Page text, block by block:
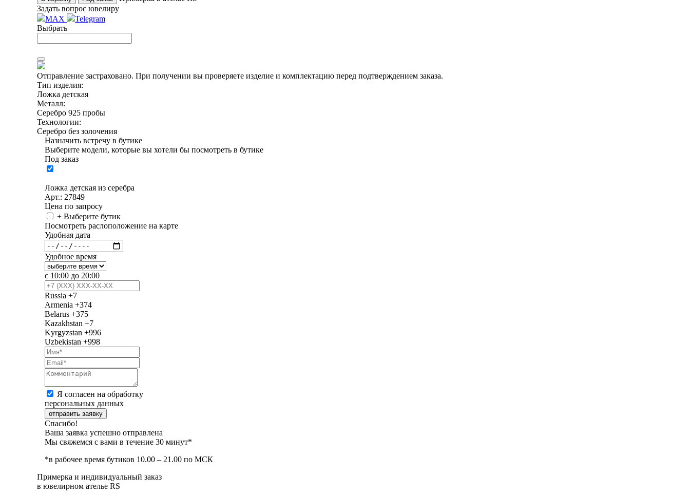
Задать вопрос ювелиру
MAX
Telegram
Выбрать
Отправление застраховано. При получении вы проверяете изделие и комплектацию перед подтверждением заказа.
Тип изделия:
Ложка детская
Металл:
Серебро 925 пробы
Технологии:
Серебро без золочения
Назначить встречу в бутике
Выберите модели, которые вы хотели бы посмотреть в бутике
Под заказ
Ложка детская из серебра
Арт.: 27849
Цена по запросу
+ Выберите бутик
Посмотреть раслоположение на карте
Удобная дата
Удобное время
с 10:00 до 20:00
Russia +7
Armenia +374
Belarus +375
Kazakhstan +7
Kyrgyzstan +996
Uzbekistan +998
Я согласен на обработку
персональных данных
отправить заявку
Спасибо!
Ваша заявка успешно отправлена
Мы свяжемся с вами в течение 30 минут*
*в рабочее время бутиков 10.00 – 21.00 по МСК
Примерка и индивидуальный заказ
в ювелирном ателье RS